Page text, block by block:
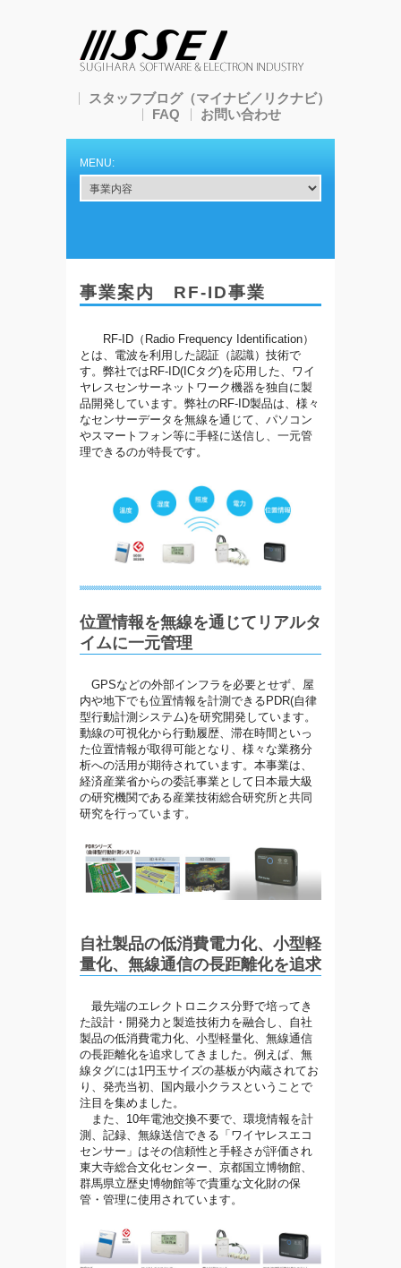
スタッフブログ（マイナビ／ リクナビ）
FAQ
お問い合わせ
事業案内 RF-ID事業
RF-ID（Radio Frequency Identification）
とは、電波を利用した認証（認識）技術で
す。弊社ではRF-ID(ICタグ)を応用した、ワイ
ヤレスセンサーネットワーク機器を独自に製
品開発しています。弊社のRF-ID製品は、様々
なセンサーデータを無線を通じて、パソコン
やスマートフォン等に手軽に送信し、一元管
理できるのが特長です。
位置情報を無線を通じてリアルタ
イムに一元管理
GPSなどの外部インフラを必要とせず、屋
内や地下でも位置情報を計測できるPDR(自律
型行動計測システム)を研究開発しています。
動線の可視化から行動履歴、滞在時間といっ
た位置情報が取得可能となり、様々な業務分
析への活用が期待されています。本事業は、
経済産業省からの委託事業として日本最大級
の研究機関である産業技術総合研究所と共同
研究を行っています。
自社製品の低消費電力化、小型軽
量化、無線通信の長距離化を追求
最先端のエレクトロニクス分野で培ってき
た設計・開発力と製造技術力を融合し、自社
製品の低消費電力化、小型軽量化、無線通信
の長距離化を追求してきました。例えば、無
線タグには1円玉サイズの基板が内蔵されてお
り、発売当初、国内最小クラスということで
注目を集めました。
また、10年電池交換不要で、環境情報を計
測、記録、無線送信できる「ワイヤレスエコ
センサー」はその信頼性と手軽さが評価され
東大寺総合文化センター、京都国立博物館、
群馬県立歴史博物館等で貴重な文化財の保
管・管理に使用されています。